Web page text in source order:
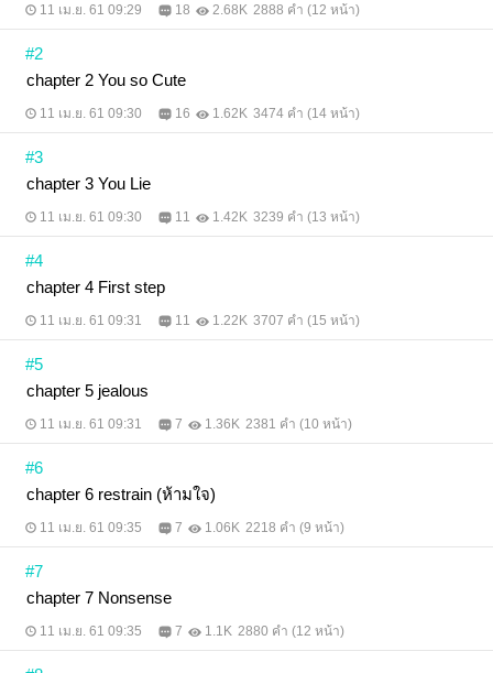
11 เม.ย. 61 09:29 18 2.68K 2888 คำ (12 หน้า)
#2
chapter 2 You so Cute
11 เม.ย. 61 09:30 16 1.62K 3474 คำ (14 หน้า)
#3
chapter 3 You Lie
11 เม.ย. 61 09:30 11 1.42K 3239 คำ (13 หน้า)
#4
chapter 4 First step
11 เม.ย. 61 09:31 11 1.22K 3707 คำ (15 หน้า)
#5
chapter 5 jealous
11 เม.ย. 61 09:31 7 1.36K 2381 คำ (10 หน้า)
#6
chapter 6 restrain (ห้ามใจ)
11 เม.ย. 61 09:35 7 1.06K 2218 คำ (9 หน้า)
#7
chapter 7 Nonsense
11 เม.ย. 61 09:35 7 1.1K 2880 คำ (12 หน้า)